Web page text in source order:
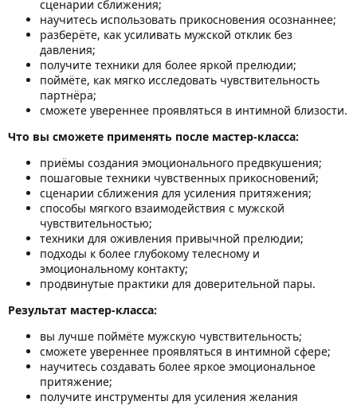
сценарии сближения;
научитесь использовать прикосновения осознаннее;
разберёте, как усиливать мужской отклик без
давления;
получите техники для более яркой прелюдии;
поймёте, как мягко исследовать чувствительность
партнёра;
сможете увереннее проявляться в интимной близости.
Что вы сможете применять после мастер-класса:
приёмы создания эмоционального предвкушения;
пошаговые техники чувственных прикосновений;
сценарии сближения для усиления притяжения;
способы мягкого взаимодействия с мужской
чувствительностью;
техники для оживления привычной прелюдии;
подходы к более глубокому телесному и
эмоциональному контакту;
продвинутые практики для доверительной пары.
Результат мастер-класса:
вы лучше поймёте мужскую чувствительность;
сможете увереннее проявляться в интимной сфере;
научитесь создавать более яркое эмоциональное
притяжение;
получите инструменты для усиления желания